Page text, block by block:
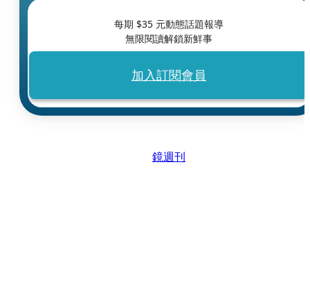
每期 $35 元動態話題報導
無限閱讀解鎖新鮮事
加入訂閱會員
鏡週刊